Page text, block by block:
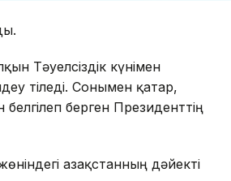
Тәуелсіздік күнімен
тіледі. Сонымен қатар,
берген Президенттің
Қазақстанның дәйекті